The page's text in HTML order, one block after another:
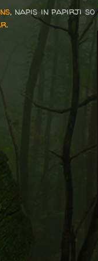
, napis in papirji so
.